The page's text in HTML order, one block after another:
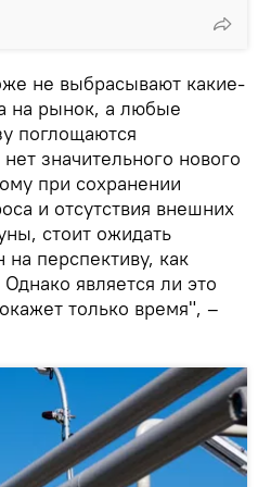
не выбрасывают какие-
на рынок, а любые
поглощаются
значительного нового
при сохранении
и отсутствия внешних
стоит ожидать
перспективу, как
является ли это
только время", –